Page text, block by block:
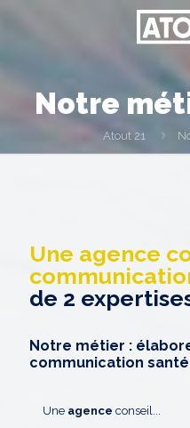
Notre
Atout 21
Une agence
de 2
Notre métier :
communication
Une agence conseil...